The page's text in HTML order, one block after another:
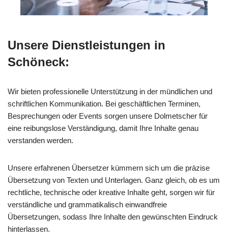
Unsere Dienstleistungen in
Schöneck:
Wir bieten professionelle Unterstützung in der mündlichen und
schriftlichen Kommunikation. Bei geschäftlichen Terminen,
Besprechungen oder Events sorgen unsere Dolmetscher für
eine reibungslose Verständigung, damit Ihre Inhalte genau
verstanden werden.
Unsere erfahrenen Übersetzer kümmern sich um die präzise
Übersetzung von Texten und Unterlagen. Ganz gleich, ob es um
rechtliche, technische oder kreative Inhalte geht, sorgen wir für
verständliche und grammatikalisch einwandfreie
Übersetzungen, sodass Ihre Inhalte den gewünschten Eindruck
hinterlassen.